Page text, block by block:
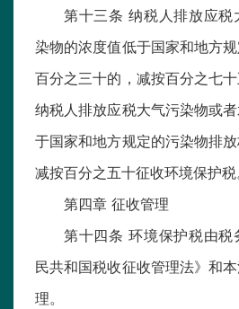
第十三条 纳税人排放应税
染物的浓度值低于国家和地方
百分之三十的，减按百分之七十
纳税人排放应税大气污染物或
于国家和地方规定的污染物排
减按百分之五十征收环境保护税
第四章 征收管理
第十四条 环境保护税由税
民共和国税收征收管理法》和
理。